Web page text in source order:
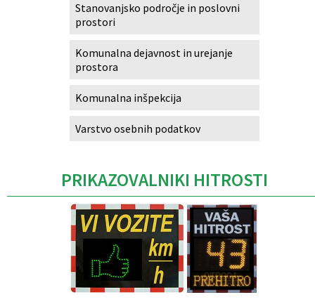
Stanovanjsko področje in poslovni
prostori
Komunalna dejavnost in urejanje
prostora
Komunalna inšpekcija
Varstvo osebnih podatkov
PRIKAZOVALNIKI HITROSTI